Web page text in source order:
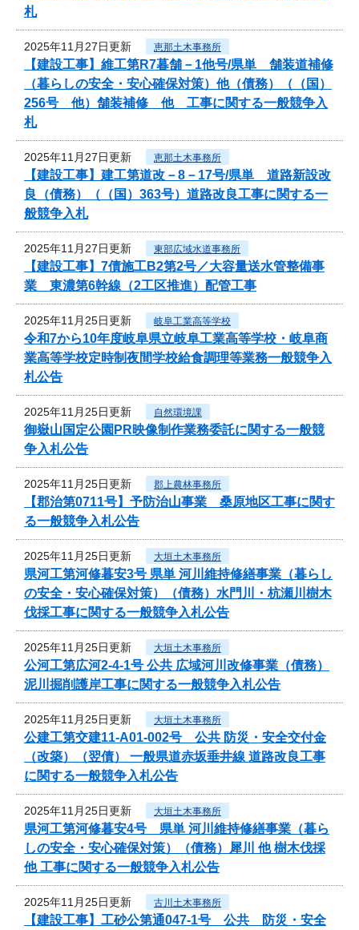
札
2025年11月27日更新 恵那土木事務所
【建設工事】維工第R7暮舗－1他号/県単 舗装道補修
（暮らしの安全・安心確保対策）他（債務）（（国）
256号 他）舗装補修 他 工事に関する一般競争入
札
2025年11月27日更新 恵那土木事務所
【建設工事】建工第道改－8－17号/県単 道路新設改
良（債務）（（国）363号）道路改良工事に関する一
般競争入札
2025年11月27日更新 東部広域水道事務所
【建設工事】7債施工B2第2号／大容量送水管整備事
業 東濃第6幹線（2工区推進）配管工事
2025年11月25日更新 岐阜工業高等学校
令和7から10年度岐阜県立岐阜工業高等学校・岐阜商
業高等学校定時制夜間学校給食調理等業務一般競争入
札公告
2025年11月25日更新 自然環境課
御嶽山国定公園PR映像制作業務委託に関する一般競
争入札公告
2025年11月25日更新 郡上農林事務所
【郡治第0711号】予防治山事業 桑原地区工事に関す
る一般競争入札公告
2025年11月25日更新 大垣土木事務所
県河工第河修暮安3号 県単 河川維持修繕事業（暮らし
の安全・安心確保対策）（債務）水門川・杭瀬川樹木
伐採工事に関する一般競争入札公告
2025年11月25日更新 大垣土木事務所
公河工第広河2-4-1号 公共 広域河川改修事業（債務）
泥川掘削護岸工事に関する一般競争入札公告
2025年11月25日更新 大垣土木事務所
公建工第交建11-A01-002号 公共 防災・安全交付金
（改築）（翌債） 一般県道赤坂垂井線 道路改良工事
に関する一般競争入札公告
2025年11月25日更新 大垣土木事務所
県河工第河修暮安4号 県単 河川維持修繕事業（暮ら
しの安全・安心確保対策）（債務）犀川 他 樹木伐採
他 工事に関する一般競争入札公告
2025年11月25日更新 古川土木事務所
【建設工事】工砂公第通047-1号 公共 防災・安全